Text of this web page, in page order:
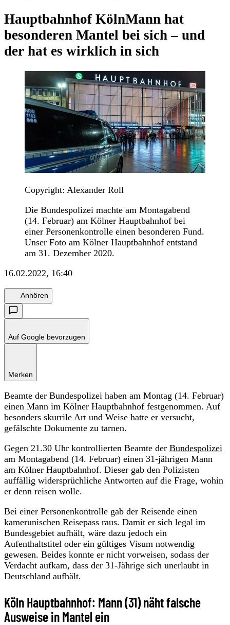
Hauptbahnhof KölnMann hat
besonderen Mantel bei sich – und
der hat es wirklich in sich
Copyright: Alexander Roll
Die Bundespolizei machte am Montagabend
(14. Februar) am Kölner Hauptbahnhof bei
einer Personenkontrolle einen besonderen Fund.
Unser Foto am Kölner Hauptbahnhof entstand
am 31. Dezember 2020.
16.02.2022, 16:40
Anhören
Auf Google bevorzugen
Merken
Beamte der Bundespolizei haben am Montag (14. Februar)
einen Mann im Kölner Hauptbahnhof festgenommen. Auf
besonders skurrile Art und Weise hatte er versucht,
gefälschte Dokumente zu tarnen.
Gegen 21.30 Uhr kontrollierten Beamte der Bundespolizei
am Montagabend (14. Februar) einen 31-jährigen Mann
am Kölner Hauptbahnhof. Dieser gab den Polizisten
auffällig widersprüchliche Antworten auf die Frage, wohin
er denn reisen wolle.
Bei einer Personenkontrolle gab der Reisende einen
kamerunischen Reisepass raus. Damit er sich legal im
Bundesgebiet aufhält, wäre dazu jedoch ein
Aufenthaltstitel oder ein gültiges Visum notwendig
gewesen. Beides konnte er nicht vorweisen, sodass der
Verdacht aufkam, dass der 31-Jährige sich unerlaubt in
Deutschland aufhält.
Köln Hauptbahnhof: Mann (31) näht falsche
Ausweise in Mantel ein